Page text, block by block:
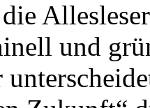
und